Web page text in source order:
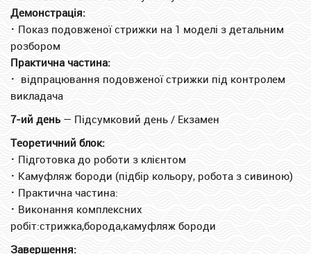
Демонстрація:
⠂ Показ подовженої стрижки на 1 моделі з детальним
розбором
Практична частина:
⠂ відпрацювання подовженої стрижки під контролем
викладача
7-ий день — Підсумковий день / Екзамен
Теоретичний блок:
⠂ Підготовка до роботи з клієнтом
⠂ Камуфляж бороди (підбір кольору, робота з сивиною)
⠂ Практична частина:
⠂ Виконання комплексних
робіт:стрижка,борода,камуфляж бороди
Завершення: